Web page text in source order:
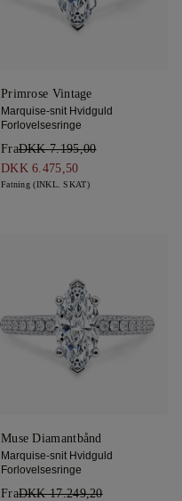
Primrose Vintage
Marquise-snit Hvidguld
Forlovelsesringe
FraDKK 7.195,00
DKK 6.475,50
Fatning (INKL. SKAT)
Muse Diamantbånd
Marquise-snit Hvidguld
Forlovelsesringe
FraDKK 17.249,20